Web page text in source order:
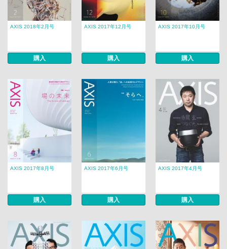
AXIS 2018年2月号
購入
AXIS 2017年12月号
購入
AXIS 2017年10月号
購入
AXIS 2017年8月号
購入
AXIS 2017年6月号
購入
AXIS 2017年4月号
購入